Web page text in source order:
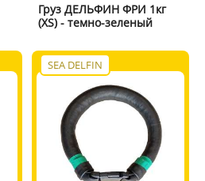
Груз ДЕЛЬФИН ФРИ 1кг
(XS) - темно-зеленый
SEA DELFIN